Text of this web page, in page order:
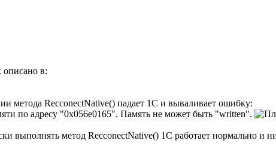
описано в:
метода RecconectNative() падает 1С и вываливает ошибку:
по адресу "0х056е0165". Память не может быть "written".
выполнять метод RecconectNative() 1С работает нормально и